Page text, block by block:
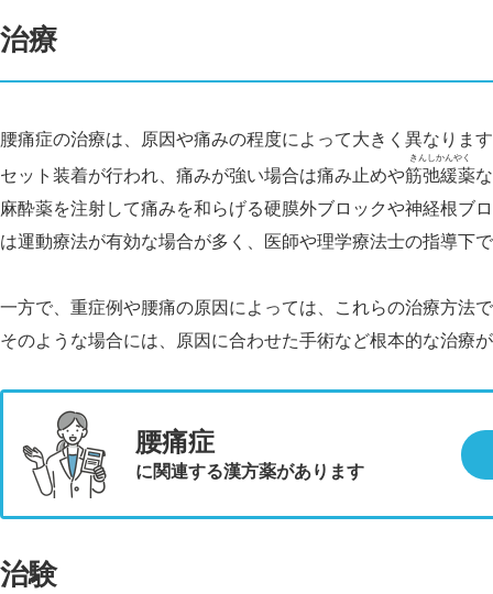
治療
腰痛症の治療は、原因や痛みの程度によって大きく異なりま
セット装着が行われ、痛みが強い場合は痛み止めや筋弛緩薬
きんしかんやく
麻酔薬を注射して痛みを和らげる硬膜外ブロックや神経根ブ
は運動療法が有効な場合が多く、医師や理学療法士の指導下
一方で、重症例や腰痛の原因によっては、これらの治療方法
そのような場合には、原因に合わせた手術など根本的な治療
腰痛症
に関連する漢方薬があります
治験